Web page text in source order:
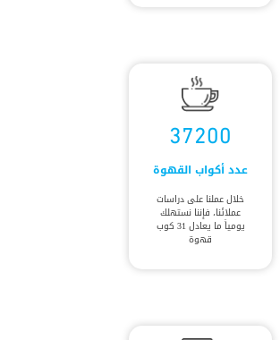
37200
عدد أكواب القهوة
خلال عملنا على دراسات
عملائنا، فإننا نستهلك
يومياً ما يعادل 31 كوب
قهوة